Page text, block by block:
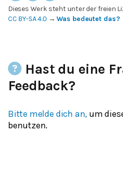
Dieses Werk steht unter der freien
CC BY-SA 4.0 →Was bedeutet das?
Hast du eine
Feedback?
Bitte melde dich an, um
benutzen.